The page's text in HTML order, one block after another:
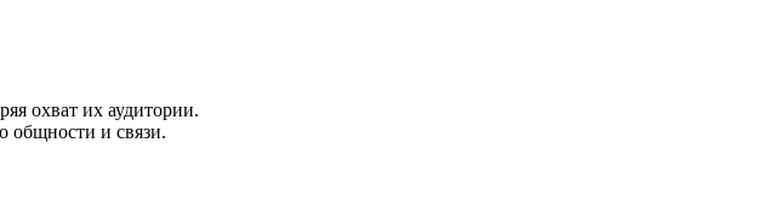
охват их аудитории.
общности и связи.